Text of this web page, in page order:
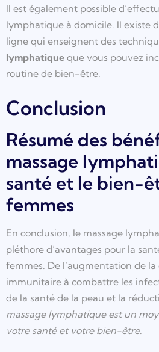
Il est également possible
lymphatique à domicile. Il existe
ligne qui enseignent des
lymphatique que vous pouvez
routine de bien-être.
Conclusion
Résumé des
massage
santé et le bien-
femmes
En conclusion, le massage
pléthore d’avantages pour la
femmes. De l’augmentation de
immunitaire à combattre les
de la santé de la peau et la
massage lymphatique est un
votre santé et votre bien-être.